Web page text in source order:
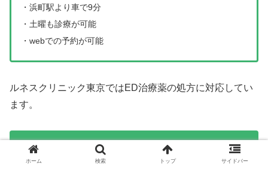
・浜町駅より車で9分
・土曜も診療が可能
・webでの予約が可能
ルネスクリニック東京ではED治療薬の処方に対応してい
ます。
ルネスクリニック東京の公式サイトはこちら
ホーム 検索 トップ サイドバー